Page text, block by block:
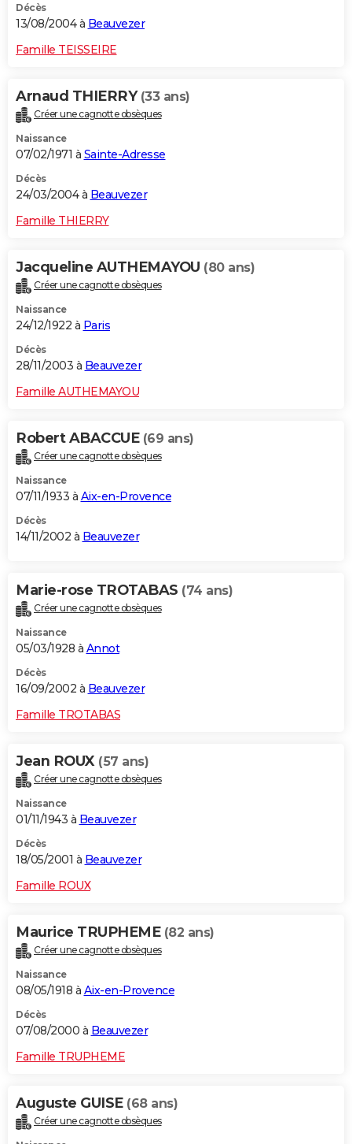
Décès
13/08/2004 à Beauvezer
Famille TEISSEIRE
Arnaud THIERRY (33 ans)
Créer une cagnotte obsèques
Naissance
07/02/1971 à Sainte-Adresse
Décès
24/03/2004 à Beauvezer
Famille THIERRY
Jacqueline AUTHEMAYOU (80 ans)
Créer une cagnotte obsèques
Naissance
24/12/1922 à Paris
Décès
28/11/2003 à Beauvezer
Famille AUTHEMAYOU
Robert ABACCUE (69 ans)
Créer une cagnotte obsèques
Naissance
07/11/1933 à Aix-en-Provence
Décès
14/11/2002 à Beauvezer
Marie-rose TROTABAS (74 ans)
Créer une cagnotte obsèques
Naissance
05/03/1928 à Annot
Décès
16/09/2002 à Beauvezer
Famille TROTABAS
Jean ROUX (57 ans)
Créer une cagnotte obsèques
Naissance
01/11/1943 à Beauvezer
Décès
18/05/2001 à Beauvezer
Famille ROUX
Maurice TRUPHEME (82 ans)
Créer une cagnotte obsèques
Naissance
08/05/1918 à Aix-en-Provence
Décès
07/08/2000 à Beauvezer
Famille TRUPHEME
Auguste GUISE (68 ans)
Créer une cagnotte obsèques